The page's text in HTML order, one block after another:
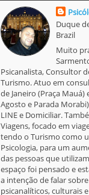
Duque
Brazil
Muito
Psicanalista, Consultor
Turismo. Atuo em
de Janeiro (Praça Mauá)
Agosto e Parada
LINE e Domiciliar.
Viagens, focado em
tendo o Turismo como
Psicologia, para um
das pessoas que
espaço foi pensado e
a intenção de falar
psicanalíticos, culturais